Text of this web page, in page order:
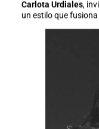
Carlota Urdiales,
un estilo que